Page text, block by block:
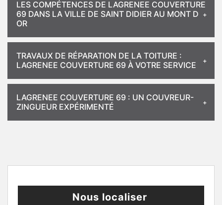
LES COMPÉTENCES DE LAGRENEE COUVERTURE
69 DANS LA VILLE DE SAINT DIDIER AU MONT D
OR
TRAVAUX DE RÉPARATION DE LA TOITURE :
LAGRENEE COUVERTURE 69 À VOTRE SERVICE
LAGRENEE COUVERTURE 69 : UN COUVREUR-
ZINGUEUR EXPÉRIMENTÉ
Nous localiser